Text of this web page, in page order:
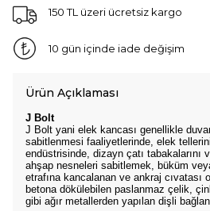
150 TL üzeri ücretsiz kargo
10 gün içinde iade değişim
Ürün Açıklaması
J Bolt
J Bolt yani elek kancası genellikle
sabitlenmesi faaliyetlerinde, elek
endüstrisinde, dizayn çatı tabakalarını
ahşap nesneleri sabitlemek, büküm
etrafına kancalanan ve ankraj cıvatası
betona dökülebilen paslanmaz çelik,
gibi ağır metallerden yapılan dişli